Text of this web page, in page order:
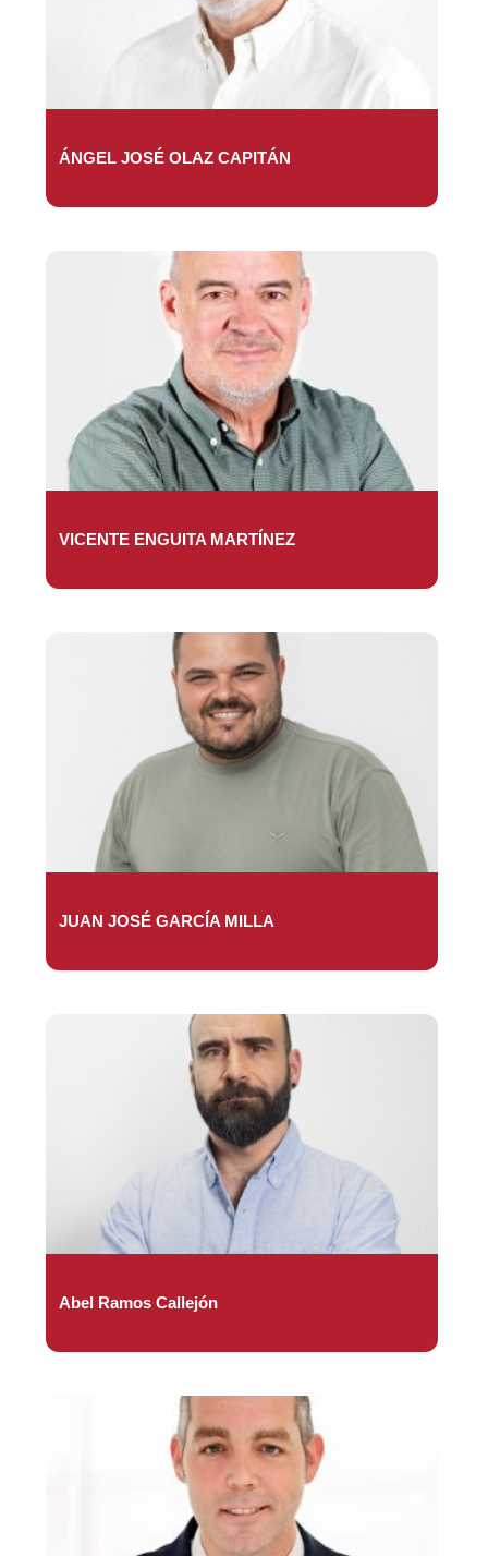
ÁNGEL JOSÉ OLAZ CAPITÁN
VICENTE ENGUITA MARTÍNEZ
JUAN JOSÉ GARCÍA MILLA
Abel Ramos Callejón